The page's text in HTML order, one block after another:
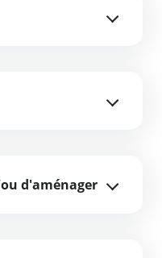
d'aménager